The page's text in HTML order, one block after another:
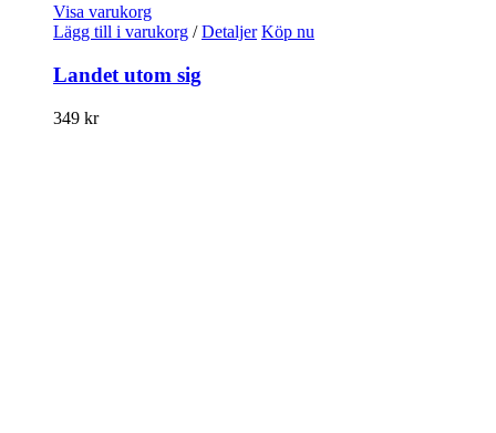
Visa varukorg
Lägg till i varukorg / Detaljer Köp nu
Landet utom sig
349 kr